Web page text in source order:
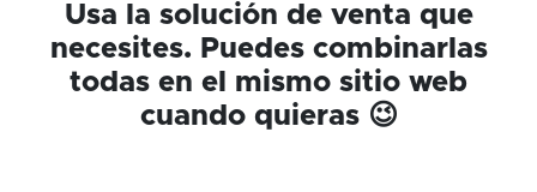
Usa la solución de venta que
necesites. Puedes combinarlas
todas en el mismo sitio web
cuando quieras 😉